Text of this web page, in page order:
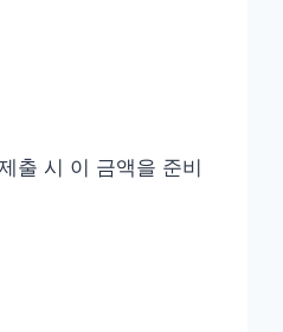
출 시 이 금액을 준비